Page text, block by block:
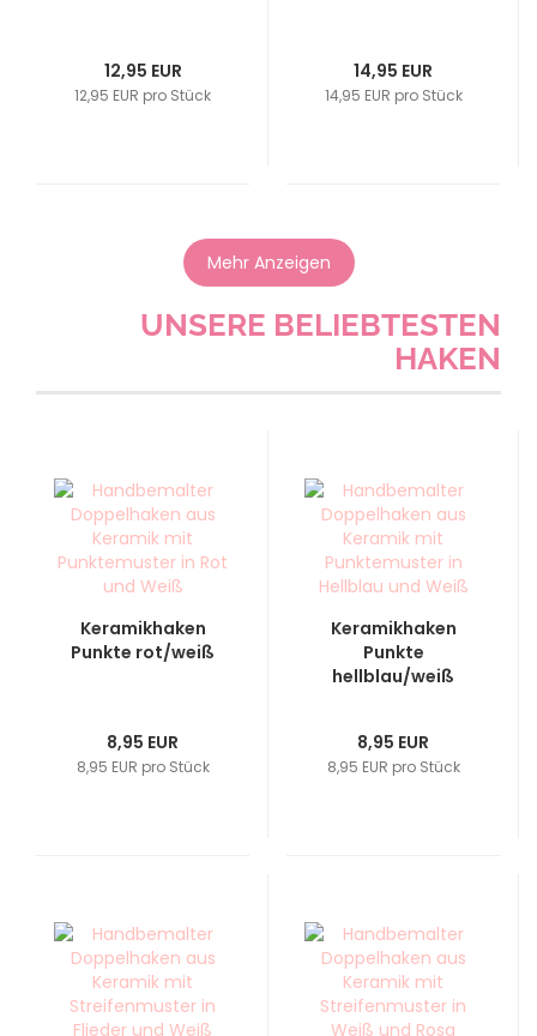
12,95 EUR
12,95 EUR pro Stück
14,95 EUR
14,95 EUR pro Stück
Mehr Anzeigen
UNSERE BELIEBTESTEN
HAKEN
Keramikhaken
Punkte rot/weiß
8,95 EUR
8,95 EUR pro Stück
Keramikhaken
Punkte
hellblau/weiß
8,95 EUR
8,95 EUR pro Stück